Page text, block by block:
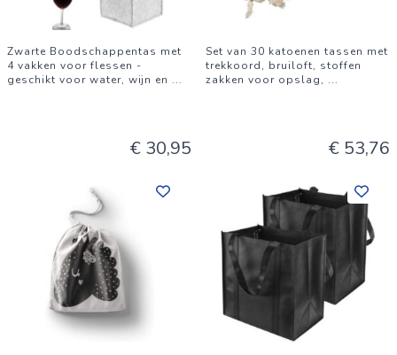
Zwarte Boodschappentas met
4 vakken voor flessen -
geschikt voor water, wijn en ...
€ 30,95
Set van 30 katoenen tassen met
trekkoord, bruiloft, stoffen
zakken voor opslag, ...
€ 53,76